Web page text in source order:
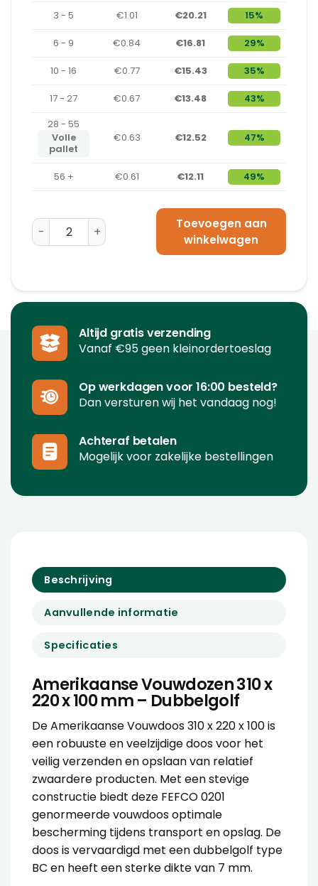
3 - 5
€1.01 €20.21 15%
6 - 9 €0.84 €16.81 29%
10 - 16 €0.77 €15.43 35%
17 - 27 €0.67 €13.48
43%
28 - 55
Volle
pallet
€0.63 €12.52 47%
56 + €0.61 €12.11 49%
Amerikaanse Vouwdoos 310 x 220 x 100 - BC-Golf
Toevoegen aan
winkelwagen
Altijd gratis verzending
Vanaf €95 geen kleinordertoeslag
Op werkdagen voor 16:00 besteld?
Dan versturen wij het vandaag nog!
Achteraf betalen
Mogelijk voor zakelijke bestellingen
Beschrijving
Aanvullende informatie
Specificaties
Amerikaanse Vouwdozen 310 x
220 x 100 mm – Dubbelgolf
De Amerikaanse Vouwdoos 310 x 220 x 100 is
een robuuste en veelzijdige doos voor het
veilig verzenden en opslaan van relatief
zwaardere producten. Met een stevige
constructie biedt deze FEFCO 0201
genormeerde vouwdoos optimale
bescherming tijdens transport en opslag. De
doos is vervaardigd met een dubbelgolf type
BC en heeft een sterke dikte van 7 mm.